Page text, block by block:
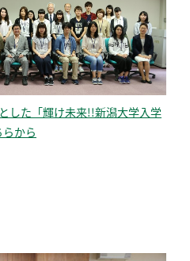
した「輝け未来!!新潟大学入学
から​